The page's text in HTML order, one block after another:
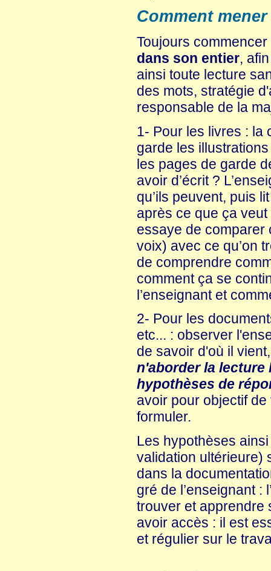
Comment
Toujours
dans son entier,
ainsi toute lecture
des mots, stratégie
responsable de la
1- Pour les livres : la
garde les
les pages de garde
avoir d’écrit ?
qu’ils peuvent, puis
après ce que ça
essaye de comparer
voix) avec ce qu’on
de comprendre
comment ça se
l’enseignant et
2- Pour les
etc... : observer
de savoir d'où il
n'aborder la lecture
hypothèses de
avoir pour objectif
formuler.
Les hypothèses
validation ultérieure)
dans la
gré de l’enseignant :
trouver et apprendre
avoir accès : il est
et régulier sur le